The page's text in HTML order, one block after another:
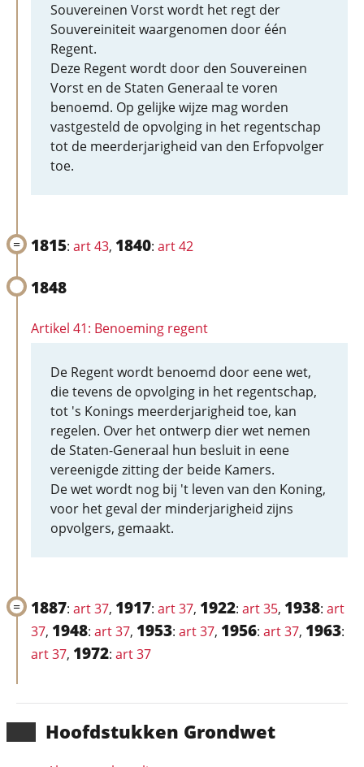
Hoofd­stukken Grondwet
Souvereinen Vorst wordt het regt der
Souvereiniteit waargenomen door één
Regent.
Deze Regent wordt door den Souvereinen
Vorst en de Staten Generaal te voren
benoemd. Op gelijke wijze mag worden
vastgesteld de opvolging in het regentschap
tot de meerderjarigheid van den Erfopvolger
toe.
1815: art 43, 1840: art 42
1848
Artikel 41: Benoeming regent
De Regent wordt benoemd door eene wet,
die tevens de opvolging in het regentschap,
tot 's Konings meerderjarigheid toe, kan
regelen. Over het ontwerp dier wet nemen
de Staten-Generaal hun besluit in eene
vereenigde zitting der beide Kamers.
De wet wordt nog bij 't leven van den Koning,
voor het geval der minderjarigheid zijns
opvolgers, gemaakt.
1887: art 37, 1917: art 37, 1922: art 35, 1938: art
37, 1948: art 37, 1953: art 37, 1956: art 37, 1963:
art 37, 1972: art 37